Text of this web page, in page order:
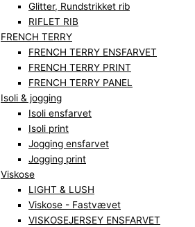
Glitter, Rundstrikket rib
RIFLET RIB
FRENCH TERRY
FRENCH TERRY ENSFARVET
FRENCH TERRY PRINT
FRENCH TERRY PANEL
Isoli & jogging
Isoli ensfarvet
Isoli print
Jogging ensfarvet
Jogging print
Viskose
LIGHT & LUSH
Viskose - Fastvævet
VISKOSEJERSEY ENSFARVET